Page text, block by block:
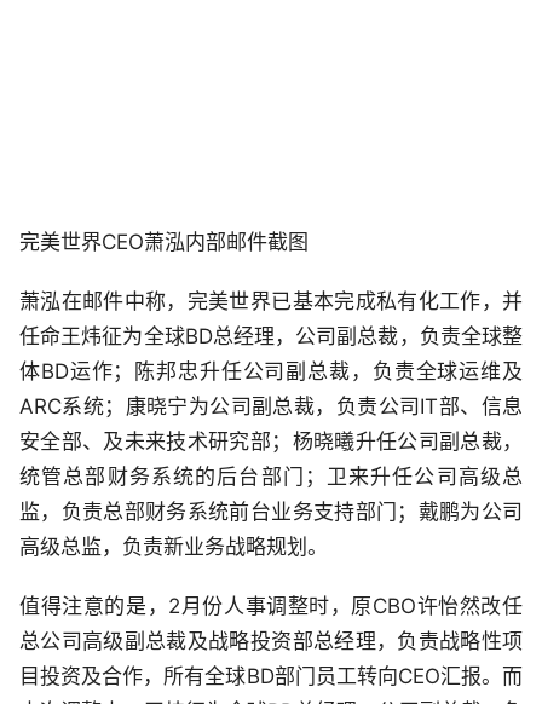
完美世界CEO萧泓内部邮件截图
萧泓在邮件中称，完美世界已基本完成私有化工作，并
任命王炜征为全球BD总经理，公司副总裁，负责全球整
体BD运作；陈邦忠升任公司副总裁，负责全球运维及
ARC系统；康晓宁为公司副总裁，负责公司IT部、信息
安全部、及未来技术研究部；杨晓曦升任公司副总裁，
统管总部财务系统的后台部门；卫来升任公司高级总
监，负责总部财务系统前台业务支持部门；戴鹏为公司
高级总监，负责新业务战略规划。
值得注意的是，2月份人事调整时，原CBO许怡然改任
总公司高级副总裁及战略投资部总经理，负责战略性项
目投资及合作，所有全球BD部门员工转向CEO汇报。而